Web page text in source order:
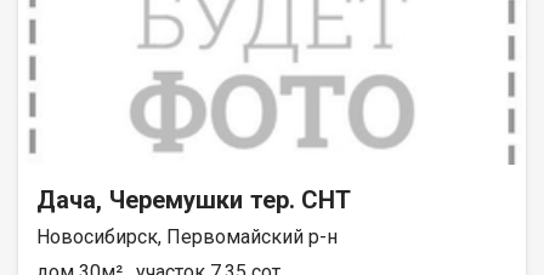
летний бассейн располагается в непосредственной близости
от бани, оснащён водоотводом для спуска воды. На участке
калина, малина, клубника, вишня, жимолость, смородина.
Поблизости располагается берёзовый лес, сам дом затенён
деревьями, что придаёт эффект прохлады в знойный день
Дача, Черемушки тер. СНТ
Новосибирск, Первомайский р-н